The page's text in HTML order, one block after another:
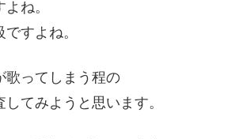
ね。
すよね。
歌ってしまう程の
てみようと思います。